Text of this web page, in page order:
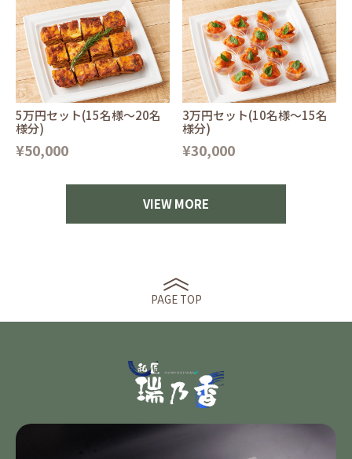
5万円セット(15名様〜20名
様分)
¥50,000
3万円セット(10名様〜15名
様分)
¥30,000
VIEW MORE
PAGE TOP